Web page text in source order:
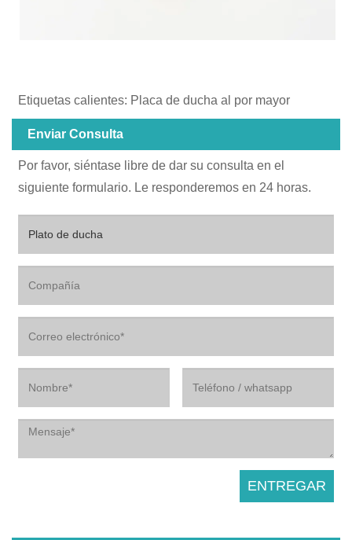
Etiquetas calientes: Placa de ducha al por mayor
Enviar Consulta
Por favor, siéntase libre de dar su consulta en el
siguiente formulario. Le responderemos en 24 horas.